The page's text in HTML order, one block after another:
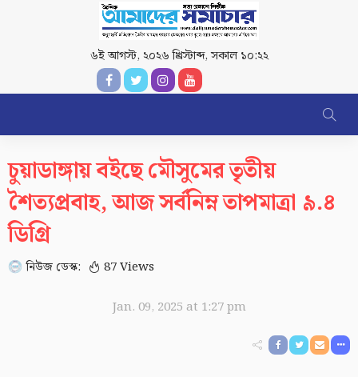
৬ই আগস্ট, ২০২৬ খ্রিস্টাব্দ,সকাল ১০:২২
চুয়াডাঙ্গায় বইছে মৌসুমের তৃতীয়
শৈত্যপ্রবাহ, আজ সর্বনিম্ন তাপমাত্রা ৯.৪
ডিগ্রি
নিউজ ডেস্ক: 87 Views
Jan. 09, 2025 at 1:27 pm